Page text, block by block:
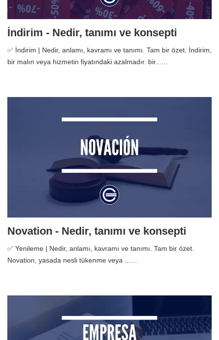
İndirim - Nedir, tanımı ve konsepti
✅ İndirim | Nedir, anlamı, kavramı ve tanımı. Tam bir özet. İndirim,
bir malın veya hizmetin fiyatındaki azalmadır. bir...…
Novation - Nedir, tanımı ve konsepti
✅ Yenileme | Nedir, anlamı, kavramı ve tanımı. Tam bir özet.
Novation, yasada nesli tükenme veya ...…